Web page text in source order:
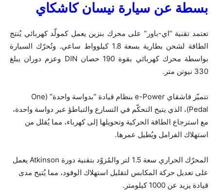
بسطة عن سيارة نيسان كاشكاي
تعتمد تقنية “اي-باور” على محرك بنزين يعمل كمولّد كهربائي يُنتج
الطاقة لشحن بطارية بسعة 1.8 كيلوواط ساعي. وتُحرّك السيارة
بواسطة محرك كهربائي بقوة 190 حصان DIN وعزم دوران يبلغ
330 نيوتن متر.
تتميّز قاشقاي e-Power بنظام قيادة “بدواسة واحدة” (One
Pedal)، الذي يتيح التحكّم في التسارع والتباطؤ عبر دواسة واحدة،
مع استرجاع الطاقة الحركية وتحويلها إلى كهرباء، مما يُقلل من
استهلاك الفرامل ويُطيل عمرها.
المحرّك الحراري سعة 1.5 لتر والمُزوّد بتقنية دورة Atkinson يعمل
على تعديل حركة المكابس لتقليل استهلاك الوقود، مما يُتيح مدى
قيادة يزيد عن 1000 كيلومتر.